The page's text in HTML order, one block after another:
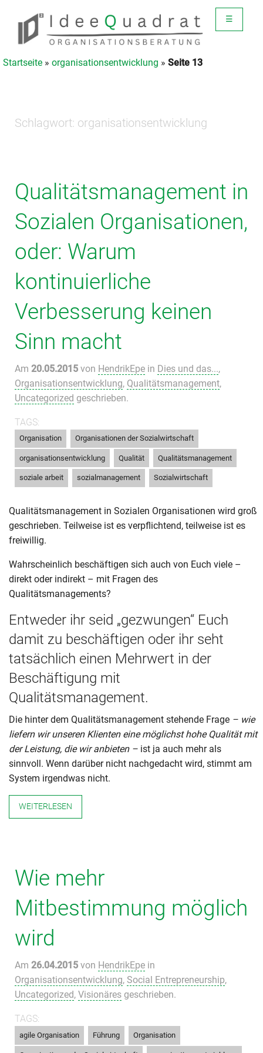
☰
Startseite » organisationsentwicklung » Seite 13
Schlagwort: organisationsentwicklung
Qualitätsmanagement in
Sozialen Organisationen,
oder: Warum
kontinuierliche
Verbesserung keinen
Sinn macht
Am 20.05.2015 von HendrikEpe in Dies und das...,
Organisationsentwicklung, Qualitätsmanagement,
Uncategorized geschrieben.
TAGS:
Organisation Organisationen der Sozialwirtschaft
organisationsentwicklung Qualität Qualitätsmanagement
soziale arbeit sozialmanagement Sozialwirtschaft
Qualitätsmanagement in Sozialen Organisationen wird groß
geschrieben. Teilweise ist es verpflichtend, teilweise ist es
freiwillig.
Wahrscheinlich beschäftigen sich auch von Euch viele –
direkt oder indirekt – mit Fragen des
Qualitätsmanagements?
Entweder ihr seid „gezwungen“ Euch
damit zu beschäftigen oder ihr seht
tatsächlich einen Mehrwert in der
Beschäftigung mit
Qualitätsmanagement.
Die hinter dem Qualitätsmanagement stehende Frage – wie
liefern wir unseren Klienten eine möglichst hohe Qualität mit
der Leistung, die wir anbieten – ist ja auch mehr als
sinnvoll. Wenn darüber nicht nachgedacht wird, stimmt am
System irgendwas nicht.
WEITERLESEN
Wie mehr
Mitbestimmung möglich
wird
Am 26.04.2015 von HendrikEpe in
Organisationsentwicklung, Social Entrepreneurship,
Uncategorized, Visionäres geschrieben.
TAGS:
agile Organisation Führung Organisation